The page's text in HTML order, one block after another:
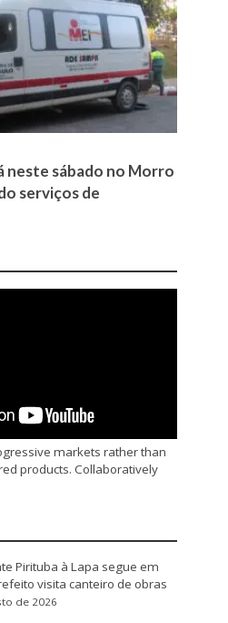
neste sábado no Morro
serviços de
markets rather than
products. Collaboratively
Pirituba à Lapa segue em
visita canteiro de obras
de 2026